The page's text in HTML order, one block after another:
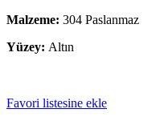
Malzeme: 304 Paslanmaz
Yüzey: Altın
Favori listesine ekle